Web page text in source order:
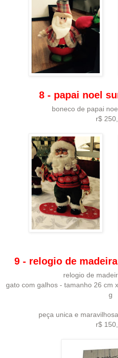
8 - papai noel
boneco de papai
r$
9 - relogio de
relogio de
gato com galhos - tamanho 26 cm
g
peça unica e
r$